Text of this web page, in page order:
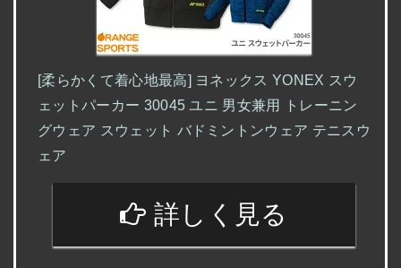
[柔らかくて着心地最高] ヨネックス YONEX スウ
ェットパーカー 30045 ユニ 男女兼用 トレーニン
グウェア スウェット バドミントンウェア テニスウ
ェア
詳しく見る